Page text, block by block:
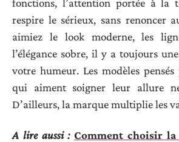
fonctions, l’attention portée à la
respire le sérieux, sans renoncer
aimiez le look moderne, les
l’élégance sobre, il y a toujours
votre humeur. Les modèles
qui aiment soigner leur allure
D’ailleurs, la marque multiplie les
A lire aussi : Comment choisir